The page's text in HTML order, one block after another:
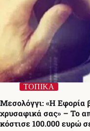
ΤΟΠΙΚΑ
Μεσολόγγι: «Η Εφορία
χρυσαφικά σας» – Το
κόστισε 100.000 ευρώ